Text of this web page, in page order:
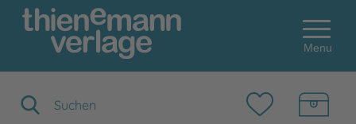
Menu